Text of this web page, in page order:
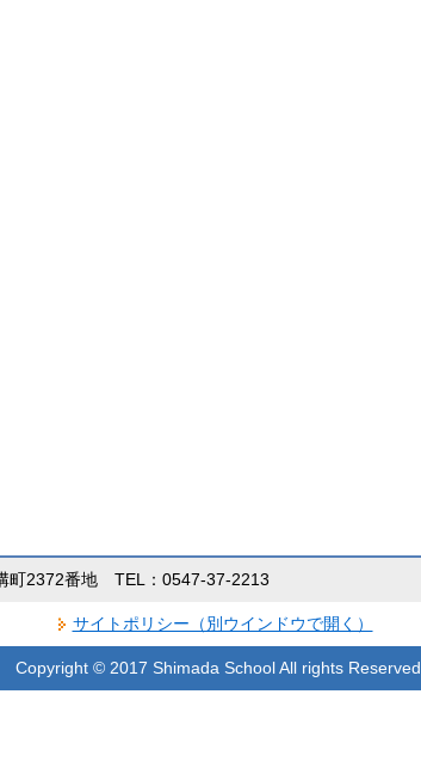
町2372番地 TEL：0547-37-2213
サイトポリシー（別ウインドウで開く）
Copyright © 2017 Shimada School All rights Reserved.